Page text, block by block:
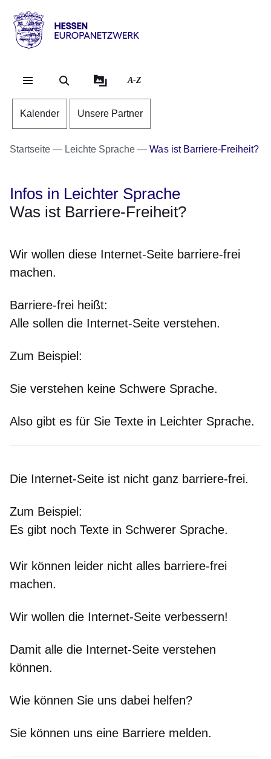
Hessen
Europanetzwerk
A-Z
Kalender Unsere Partner
Startseite Leichte Sprache Was ist Barriere-Freiheit?
Infos in Leichter Sprache
Was ist Barriere-Freiheit?
Wir wollen diese Internet-Seite barriere-frei
machen.
Barriere-frei heißt:
Alle sollen die Internet-Seite verstehen.
Zum Beispiel:
Sie verstehen keine Schwere Sprache.
Also gibt es für Sie Texte in Leichter Sprache.
Die Internet-Seite ist nicht ganz barriere-frei.
Zum Beispiel:
Es gibt noch Texte in Schwerer Sprache.
Wir können leider nicht alles barriere-frei
machen.
Wir wollen die Internet-Seite verbessern!
Damit alle die Internet-Seite verstehen
können.
Wie können Sie uns dabei helfen?
Sie können uns eine Barriere melden.